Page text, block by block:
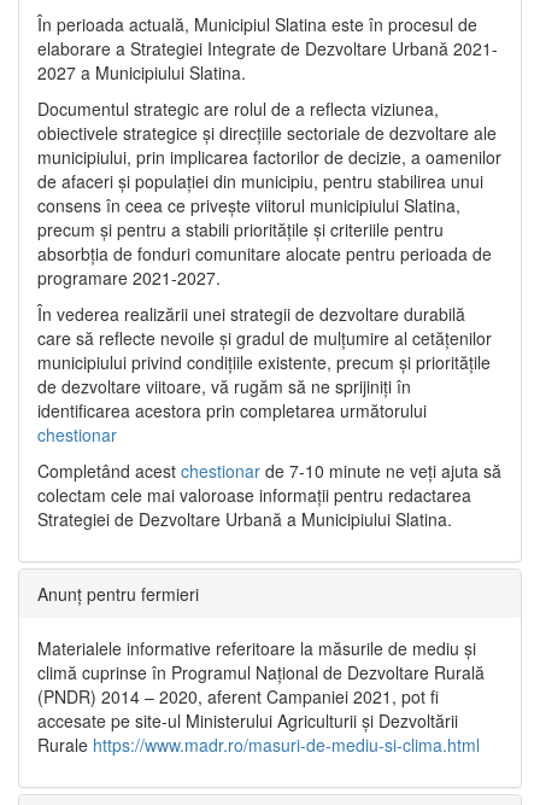
În perioada actuală, Municipiul Slatina este în procesul de
elaborare a Strategiei Integrate de Dezvoltare Urbană 2021‐
2027 a Municipiului Slatina.
Documentul strategic are rolul de a reflecta viziunea,
obiectivele strategice și direcțiile sectoriale de dezvoltare ale
municipiului, prin implicarea factorilor de decizie, a oamenilor
de afaceri și populației din municipiu, pentru stabilirea unui
consens în ceea ce privește viitorul municipiului Slatina,
precum și pentru a stabili prioritățile și criteriile pentru
absorbția de fonduri comunitare alocate pentru perioada de
programare 2021-2027.
În vederea realizării unei strategii de dezvoltare durabilă
care să reflecte nevoile și gradul de mulțumire al cetățenilor
municipiului privind condițiile existente, precum și prioritățile
de dezvoltare viitoare, vă rugăm să ne sprijiniți în
identificarea acestora prin completarea următorului
chestionar
Completând acest chestionar de 7-10 minute ne veți ajuta să
colectam cele mai valoroase informații pentru redactarea
Strategiei de Dezvoltare Urbană a Municipiului Slatina.
Anunț pentru fermieri
Materialele informative referitoare la măsurile de mediu și
climă cuprinse în Programul Național de Dezvoltare Rurală
(PNDR) 2014 – 2020, aferent Campaniei 2021, pot fi
accesate pe site-ul Ministerului Agriculturii și Dezvoltării
Rurale https://www.madr.ro/masuri-de-mediu-si-clima.html